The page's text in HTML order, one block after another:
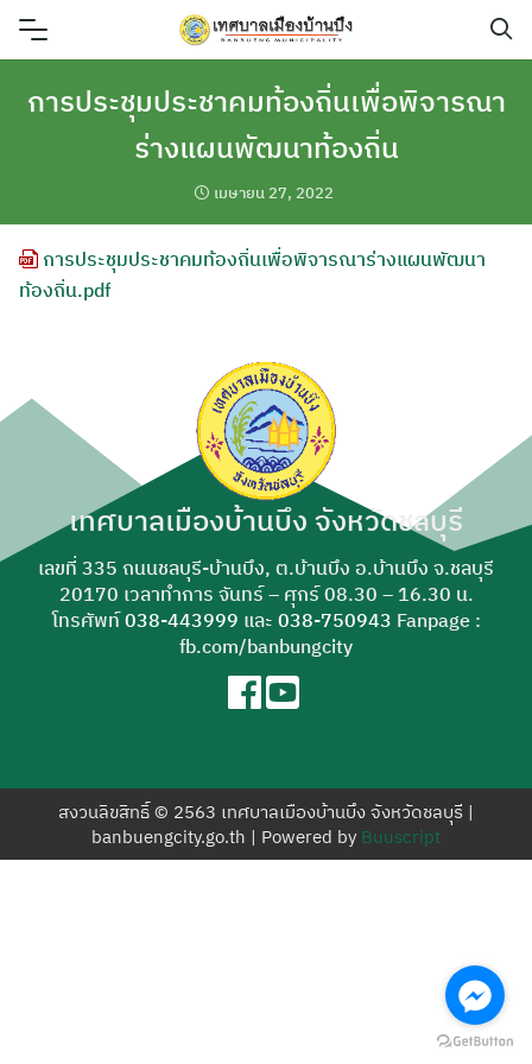
Skip
ค้นหา
การประชุมประชาคมท้องถิ่นเพื่อพิจารณา
ร่างแผนพัฒนาท้องถิ่น
เมษายน 27, 2022
การประชุมประชาคมท้องถิ่นเพื่อพิจารณาร่างแผนพัฒนา
ท้องถิ่น.pdf
เทศบาลเมืองบ้านบึง จังหวัดชลบุรี
เลขที่ 335 ถนนชลบุรี-บ้านบึง, ต.บ้านบึง อ.บ้านบึง จ.ชลบุรี
20170 เวลาทำการ จันทร์ – ศุกร์ 08.30 – 16.30 น.
โทรศัพท์038-443999 และ 038-750943 Fanpage :
fb.com/banbungcity
สงวนลิขสิทธิ์ © 2563 เทศบาลเมืองบ้านบึง จังหวัดชลบุรี |
banbuengcity.go.th | Powered by Buuscript